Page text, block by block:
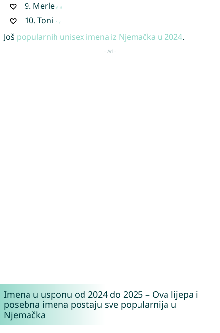
9. Merle
10. Toni
Još popularnih unisex imena iz Njemačka u 2024.
Imena u usponu od 2024 do 2025 – Ova lijepa i
posebna imena postaju sve popularnija u
Njemačka